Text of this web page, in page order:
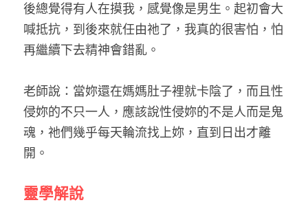
後總覺得有人在摸我，感覺像是男生。起初會大
喊抵抗，到後來就任由祂了，我真的很害怕，怕
再繼續下去精神會錯亂。
老師說：當妳還在媽媽肚子裡就卡陰了，而且性
侵妳的不只一人，應該說性侵妳的不是人而是鬼
魂，祂們幾乎每天輪流找上妳，直到日出才離
開。
靈學解說